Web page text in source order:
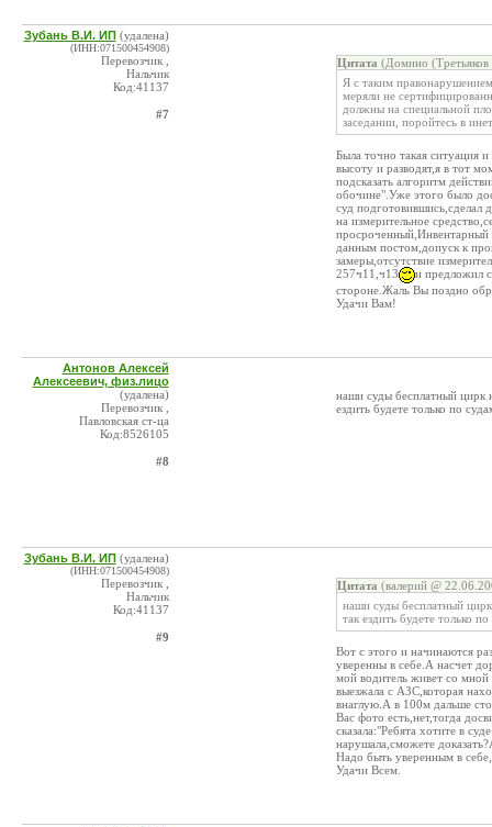
Зубань В.И. ИП (удалена)
(ИНН:071500454908)
Перевозчик ,
Нальчик
Код:41137
#7
Цитата (Домино
Я с таким
меряли не
должны на специальной
заседании, поройтесь в
Была точно такая ситуация
высоту и разводят,я в тот
подсказать алгоритм
обочине".Уже этого было
суд подготовившись,сделал
на измерительное
просроченный,Инвентарный
данным постом,допуск к
замеры,отсутствие
257ч11,ч13
и предложил
стороне.Жаль Вы поздно
Удачи Вам!
Антонов Алексей
Алексеевич, физ.лицо
(удалена)
Перевозчик ,
Павловская ст-ца
Код:8526105
#8
наши суды бесплатный цирк
ездить будете только по
Зубань В.И. ИП (удалена)
(ИНН:071500454908)
Перевозчик ,
Нальчик
Код:41137
#9
Цитата (валерий @
наши суды бесплатный
так ездить будете только
Вот с этого и начинаются
уверенны в себе.А насчет
мой водитель живет со мной
выезжала с АЗС,которая
внаглую.А в 100м дальше
Вас фото есть,нет,тогда
сказала:"Ребята хотите в
нарушала,сможете
Надо быть уверенным в
Удачи Всем.